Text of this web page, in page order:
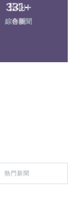
331+
綜合新聞
熱門新聞